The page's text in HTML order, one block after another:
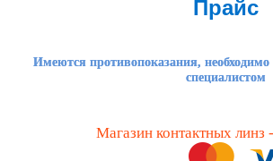
Прайс
Имеются противопоказания, необходимо
специалистом
Магазин контактных